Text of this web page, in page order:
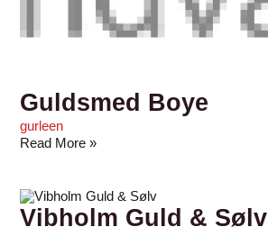
Guldsmed Boye
gurleen
Read More »
Vibholm Guld & Sølv